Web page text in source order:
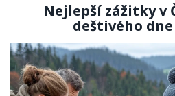
Nejlepší zážitky v
deštivého